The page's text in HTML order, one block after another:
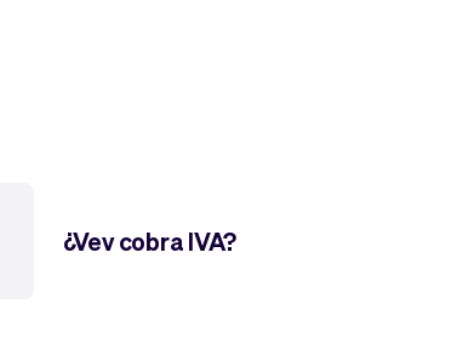
¿Vev cobra IVA?